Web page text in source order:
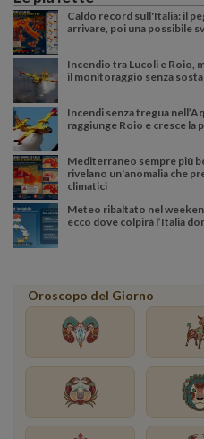
Caldo record sull'Italia: il
arrivare, poi una possibile
Incendio tra Lucoli e Roio,
il monitoraggio senza
Incendi senza tregua
raggiunge Roio e cresce la
Mediterraneo sempre più
rivelano un'anomalia che
climatici
Meteo ribaltato nel
ecco dove colpirà l’Italia
Oroscopo del Giorno